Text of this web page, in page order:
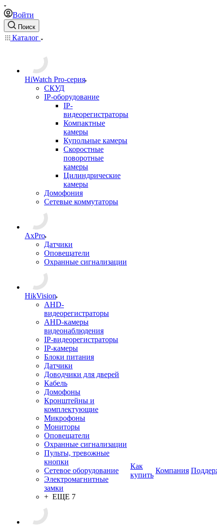
Войти
Поиск
Каталог
HiWatch Pro-серия
CКУД
IP-оборудование
IP-
видеорегистраторы
Компактные
камеры
Купольные камеры
Скоростные
поворотные
камеры
Цилиндрические
камеры
Домофония
Сетевые коммутаторы
AxPro
Датчики
Оповещатели
Охранные сигнализации
HikVision
AHD-
видеорегистраторы
AHD-камеры
видеонаблюдения
IP-видеорегистраторы
IP-камеры
Блоки питания
Датчики
Доводчики для дверей
Кабель
Домофоны
Кронштейны и
комплектующие
Микрофоны
Мониторы
Оповещатели
Охранные сигнализации
Пульты, тревожные
кнопки
Сетевое оборудование
Электромагнитные
замки
+ ЕЩЕ 7
Как
купить
Компания